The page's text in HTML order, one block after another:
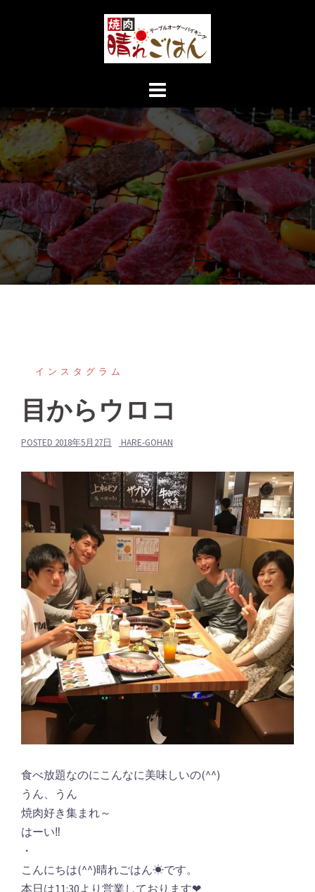
ス
キ
ッ
プ
インスタグラム
目からウロコ
POSTED 2018年5月27日 HARE-GOHAN
食べ放題なのにこんなに美味しいの(^^)
うん、うん
焼肉好き集まれ～
はーい‼︎
・
こんにちは(^^)晴れごはん☀︎です。
本日は11:30より営業しております❤︎